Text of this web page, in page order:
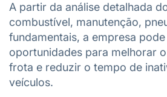
A partir da análise detalhada
combustível, manutenção,
fundamentais, a empresa
oportunidades para melhorar
frota e reduzir o tempo de
veículos.